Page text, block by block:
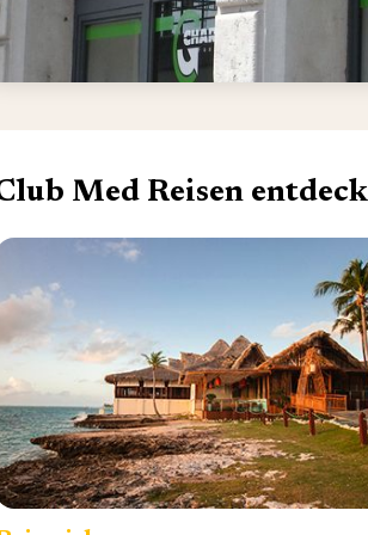
Med Reisen